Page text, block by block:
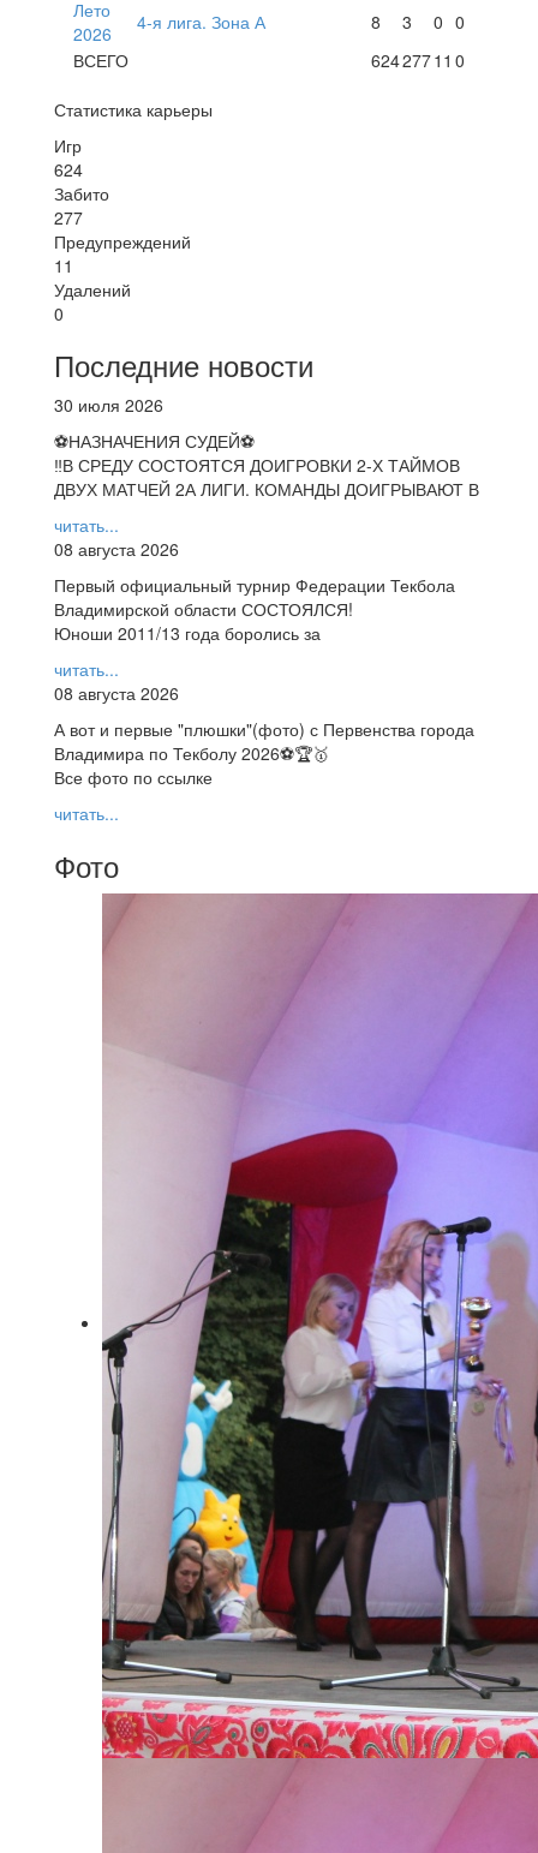
Лето
2026
4-я лига. Зона А 8 3 0 0
ВСЕГО
62427711 0
Статистика карьеры
Игр
624
Забито
277
Предупреждений
11
Удалений
0
Последние новости
30 июля 2026
⚽НАЗНАЧЕНИЯ СУДЕЙ⚽
‼В СРЕДУ СОСТОЯТСЯ ДОИГРОВКИ 2-Х ТАЙМОВ
ДВУХ МАТЧЕЙ 2А ЛИГИ. КОМАНДЫ ДОИГРЫВАЮТ В
читать...
08 августа 2026
Первый официальный турнир Федерации Текбола
Владимирской области СОСТОЯЛСЯ!
Юноши 2011/13 года боролись за
читать...
08 августа 2026
А вот и первые "плюшки"(фото) с Первенства города
Владимира по Текболу 2026⚽🏆🥇
Все фото по ссылке
читать...
Фото